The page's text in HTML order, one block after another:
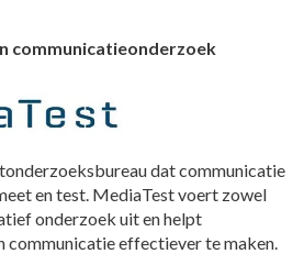
communicatieonderzoek
dat communicatie
en test. MediaTest voert zowel
onderzoek uit en helpt
communicatie effectiever te maken.